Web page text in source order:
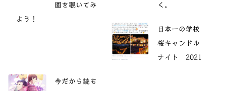
園を覗いてみ
よう！
く。
日本一の学校
桜キャンドル
ナイト 2021
今だから読も